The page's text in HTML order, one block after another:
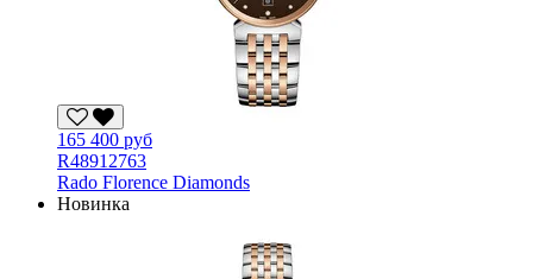
165 400 руб
R48912763
Rado Florence Diamonds
Новинка